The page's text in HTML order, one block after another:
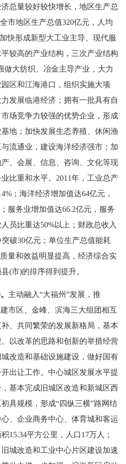
总量较好较快增长，地区生产总
市地区生产总值320亿元，人均
快形成新型大工业主导、现代服
较高的产业结构，三次产业结构
做大纺织、冶金主导产业，大力
区和江海港口，组织实施大项
发展临港经济；拥有一批具有自
场竞争力较强的优势企业，形成
地；加快发展生态养殖、休闲渔
流通业，建设海洋经济强市；加
、会展、信息、咨询、文化等现
比重和水平。 2011年，工业总产
；海洋经济增加值达64亿元，
服务业增加值达66.2亿元，服务
员比重达50%以上；财政总收入
突破30亿元；单位生产总值能耗
量和效益明显提高，经济综合实
县(市)的排序得到提升。
主动融入“大福州”发展，推
市区、金峰、滨海三大组团相互
、共同繁荣的发展新格局，基本
以改革的思路和创新的举措经营
改造和基础设施建设，做好国有
出让工作。中心城区发展水平提
基本完成旧城区改造和新城区西
具规模，形成“四纵三横”路网结
、企业商务中心、体育城和客运
15.34平方公里，人口17万人；
旧城改造和工业中心片区建设加速